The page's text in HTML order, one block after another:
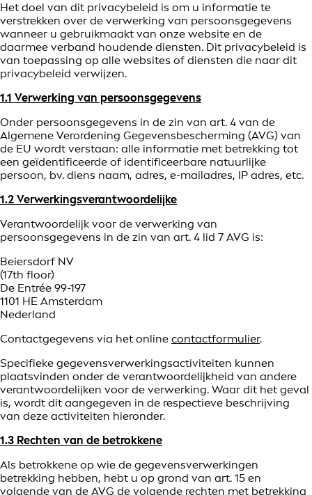
Het doel van dit privacybeleid is om u informatie te
verstrekken over de verwerking van persoonsgegevens
wanneer u gebruikmaakt van onze website en de
daarmee verband houdende diensten. Dit privacybeleid is
van toepassing op alle websites of diensten die naar dit
privacybeleid verwijzen.
1.1 Verwerking van persoonsgegevens
Onder persoonsgegevens in de zin van art. 4 van de
Algemene Verordening Gegevensbescherming (AVG) van
de EU wordt verstaan: alle informatie met betrekking tot
een geïdentificeerde of identificeerbare natuurlijke
persoon, bv. diens naam, adres, e-mailadres, IP adres, etc.
1.2 Verwerkingsverantwoordelijke
Verantwoordelijk voor de verwerking van
persoonsgegevens in de zin van art. 4 lid 7 AVG is:
Beiersdorf NV
(17th floor)
De Entrée 99-197
1101 HE Amsterdam
Nederland
Contactgegevens via het online contactformulier.
Specifieke gegevensverwerkingsactiviteiten kunnen
plaatsvinden onder de verantwoordelijkheid van andere
verantwoordelijken voor de verwerking. Waar dit het geval
is, wordt dit aangegeven in de respectieve beschrijving
van deze activiteiten hieronder.
1.3 Rechten van de betrokkene
Als betrokkene op wie de gegevensverwerkingen
betrekking hebben, hebt u op grond van art. 15 en
volgende van de AVG de volgende rechten met betrekking